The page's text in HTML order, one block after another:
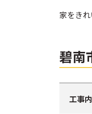
家をき
碧南
工事